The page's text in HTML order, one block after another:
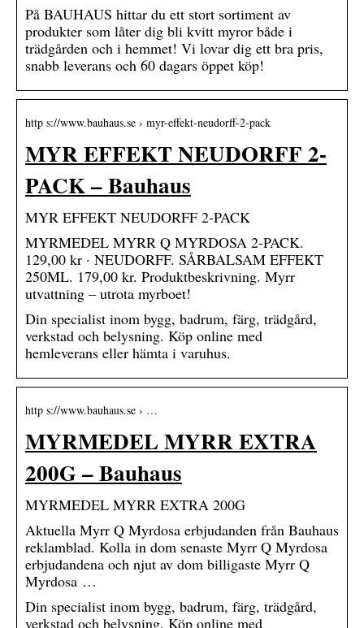
På BAUHAUS hittar du ett stort sortiment av
produkter som låter dig bli kvitt myror både i
trädgården och i hemmet! Vi lovar dig ett bra pris,
snabb leverans och 60 dagars öppet köp!
http s://www.bauhaus.se › myr-effekt-neudorff-2-pack
MYR EFFEKT NEUDORFF 2-
PACK – Bauhaus
MYR EFFEKT NEUDORFF 2-PACK
MYRMEDEL MYRR Q MYRDOSA 2-PACK.
129,00 kr · NEUDORFF. SÅRBALSAM EFFEKT
250ML. 179,00 kr. Produktbeskrivning. Myrr
utvattning – utrota myrboet!
Din specialist inom bygg, badrum, färg, trädgård,
verkstad och belysning. Köp online med
hemleverans eller hämta i varuhus.
http s://www.bauhaus.se › …
MYRMEDEL MYRR EXTRA
200G – Bauhaus
MYRMEDEL MYRR EXTRA 200G
Aktuella Myrr Q Myrdosa erbjudanden från Bauhaus
reklamblad. Kolla in dom senaste Myrr Q Myrdosa
erbjudandena och njut av dom billigaste Myrr Q
Myrdosa …
Din specialist inom bygg, badrum, färg, trädgård,
verkstad och belysning. Köp online med